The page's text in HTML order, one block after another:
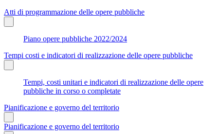
Atti di programmazione delle opere pubbliche
Piano opere pubbliche 2022/2024
Tempi costi e indicatori di realizzazione delle opere pubbliche
Tempi, costi unitari e indicatori di realizzazione delle opere
pubbliche in corso o completate
Pianificazione e governo del territorio
Pianificazione e governo del territorio